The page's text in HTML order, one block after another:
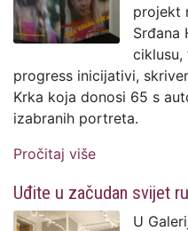
projekt
Srđana
progress inicijativi,
Krka koja donosi 65 s
izabranih portreta.
Pročitaj više
Uđite u začudan svijet
U